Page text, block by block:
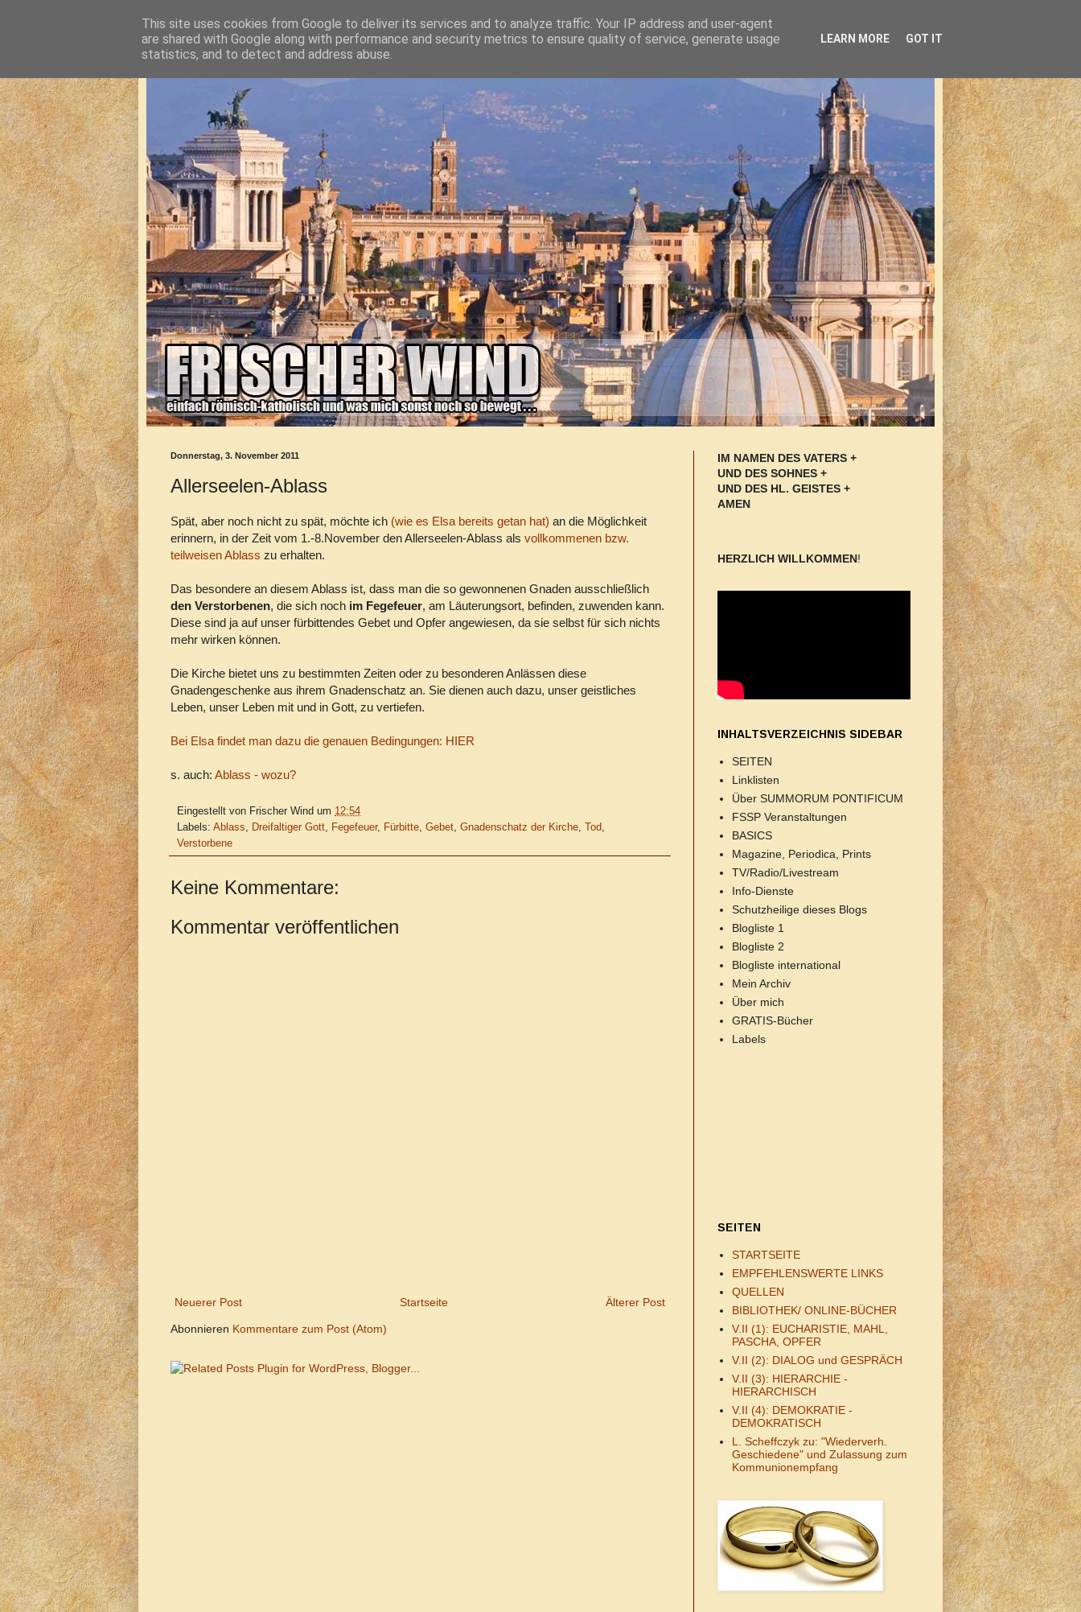
Donnerstag, 3. November 2011
Allerseelen-Ablass
Spät, aber noch nicht zu spät, möchte ich (wie es Elsa bereits getan hat) an die Möglichkeit
erinnern, in der Zeit vom 1.-8.November den Allerseelen-Ablass als vollkommenen bzw.
teilweisen Ablass zu erhalten.
Das besondere an diesem Ablass ist, dass man die so gewonnenen Gnaden ausschließlich
den Verstorbenen, die sich noch im Fegefeuer, am Läuterungsort, befinden, zuwenden kann.
Diese sind ja auf unser fürbittendes Gebet und Opfer angewiesen, da sie selbst für sich nichts
mehr wirken können.
Die Kirche bietet uns zu bestimmten Zeiten oder zu besonderen Anlässen diese
Gnadengeschenke aus ihrem Gnadenschatz an. Sie dienen auch dazu, unser geistliches
Leben, unser Leben mit und in Gott, zu vertiefen.
Bei Elsa findet man dazu die genauen Bedingungen: HIER
s. auch: Ablass - wozu?
Eingestellt von Frischer Wind um 12:54
Labels: Ablass, Dreifaltiger Gott, Fegefeuer, Fürbitte, Gebet, Gnadenschatz der Kirche, Tod,
Verstorbene
Keine Kommentare:
Kommentar veröffentlichen
Neuerer Post Älterer Post
Startseite
Abonnieren Kommentare zum Post (Atom)
IM NAMEN DES VATERS +
UND DES SOHNES +
UND DES HL. GEISTES +
AMEN
HERZLICH WILLKOMMEN!
INHALTSVERZEICHNIS SIDEBAR
SEITEN
Linklisten
Über SUMMORUM PONTIFICUM
FSSP Veranstaltungen
BASICS
Magazine, Periodica, Prints
TV/Radio/Livestream
Info-Dienste
Schutzheilige dieses Blogs
Blogliste 1
Blogliste 2
Blogliste international
Mein Archiv
Über mich
GRATIS-Bücher
Labels
SEITEN
STARTSEITE
EMPFEHLENSWERTE LINKS
QUELLEN
BIBLIOTHEK/ ONLINE-BÜCHER
V.II (1): EUCHARISTIE, MAHL,
PASCHA, OPFER
V.II (2): DIALOG und GESPRÄCH
V.II (3): HIERARCHIE -
HIERARCHISCH
V.II (4): DEMOKRATIE -
DEMOKRATISCH
L. Scheffczyk zu: "Wiederverh.
Geschiedene" und Zulassung zum
Kommunionempfang
This site uses cookies from Google to deliver its services and to analyze traffic. Your IP address and user-agent
are shared with Google along with performance and security metrics to ensure quality of service, generate usage
statistics, and to detect and address abuse.
LEARN MORE GOT IT